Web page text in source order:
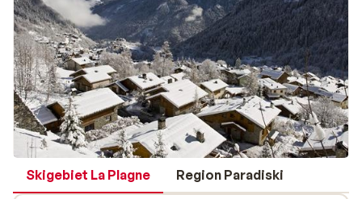
des Roche de Mio bis ins Dorf ist ein absoluter
Höherpunkt. Die Abfahrt führt Sie 1500 Meter hinab.
Für Langlaufliebhaber gibt es 35 km Loipe. Auch zum
Après-Ski haben Sie es nicht weit. Es gibt lebhafte
Restaurants und Bars, wo Sie nett etwas trinken oder
Essen gehen können. Genießen Sie einen entspannten
Winterurlaub!
Skigebiete-Test.de
Hierfinden Sie noch mehr Informationen zum Skigebiet.
Skigebiet La Plagne Region Paradiski